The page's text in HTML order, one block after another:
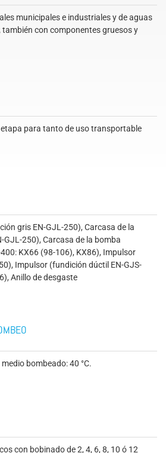
municipales e industriales y de aguas
también con componentes gruesos y
etapa para tanto de uso transportable
gris EN-GJL-250), Carcasa de la
GJL-250), Carcasa de la bomba
KX66 (98-106), KX86), Impulsor
Impulsor (fundición dúctil EN-GJS-
Anillo de desgaste
bombeado: 40 °C.
con bobinado de 2, 4, 6, 8, 10 ó 12